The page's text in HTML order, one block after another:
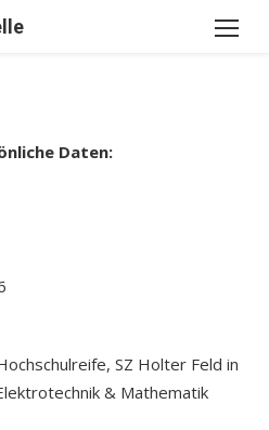
Daten:
SZ Holter Feld in
& Mathematik